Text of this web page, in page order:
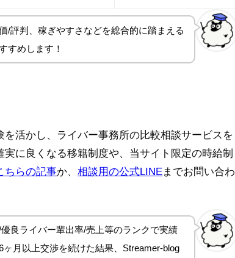
/評判、稼ぎやすさ などを総合的に踏まえる
すめします！
活かし、ライバー事務所の比較相談サービスを
に良くなる移籍制度や、当サイト限定の時給制
ちらの記事か、相談用の公式LINEまでお問い合わ
良ライバー輩出率/売上等のランクで実績
ヶ月以上交渉を続けた結果、Streamer-blog